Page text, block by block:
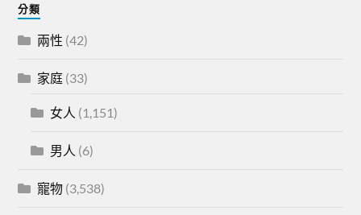
分類
兩性 (42)
家庭 (33)
女人 (1,151)
男人 (6)
寵物 (3,538)